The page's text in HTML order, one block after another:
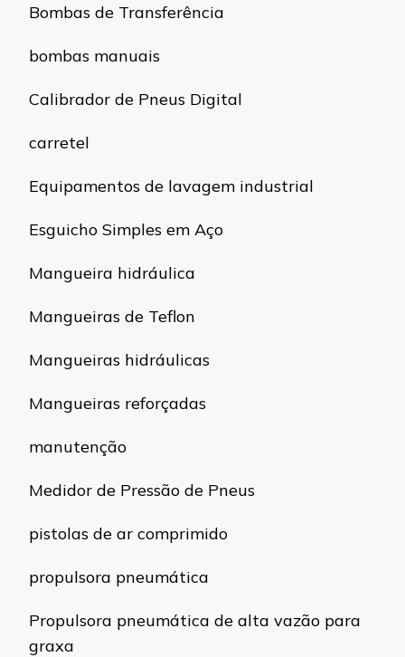
Bombas de Transferência
bombas manuais
Calibrador de Pneus Digital
carretel
Equipamentos de lavagem industrial
Esguicho Simples em Aço
Mangueira hidráulica
Mangueiras de Teflon
Mangueiras hidráulicas
Mangueiras reforçadas
manutenção
Medidor de Pressão de Pneus
pistolas de ar comprimido
propulsora pneumática
Propulsora pneumática de alta vazão para
graxa